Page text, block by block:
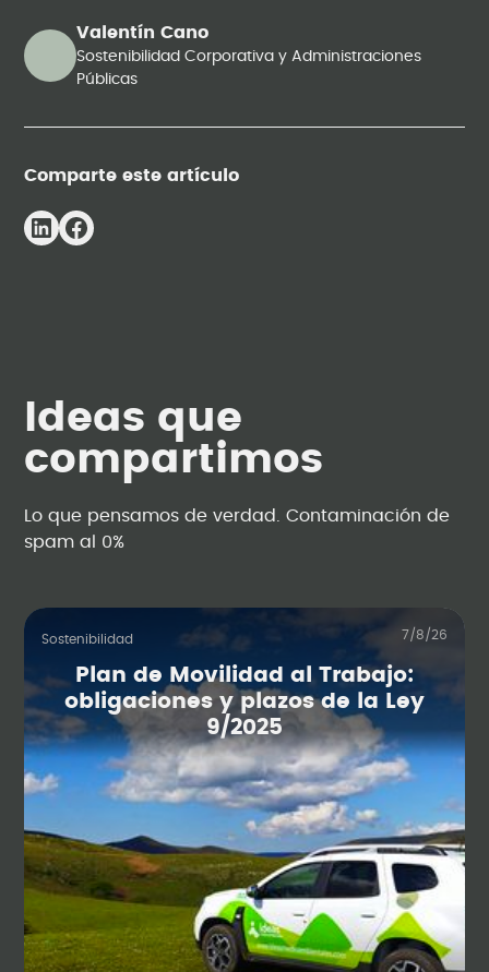
Valentín Cano
Sostenibilidad Corporativa y Administraciones
Públicas
Comparte este artículo
Ideas que
compartimos
Lo que pensamos de verdad. Contaminación de
spam al 0%
Sostenibilidad 7/8/26
Plan de Movilidad al Trabajo:
obligaciones y plazos de la Ley
9/2025